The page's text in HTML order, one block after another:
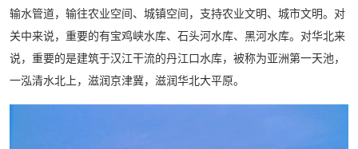
输水管道，输往农业空间、城镇空间，支持农业文明、城市文明。对
关中来说，重要的有宝鸡峡水库、石头河水库、黑河水库。对华北来
说，重要的是建筑于汉江干流的丹江口水库，被称为亚洲第一天池，
一泓清水北上，滋润京津冀，滋润华北大平原。